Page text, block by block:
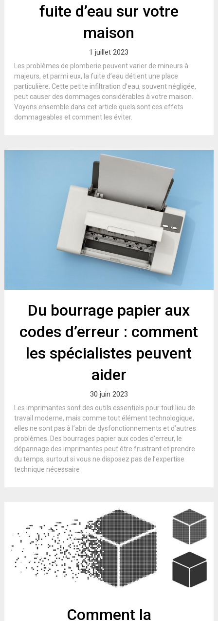
fuite d’eau sur votre
maison
1 juillet 2023
Les problèmes de plomberie peuvent varier de mineurs à
majeurs, et parmi eux, la fuite d’eau détient une place
particulière. Cette petite infiltration d’eau, souvent négligée,
peut causer des dommages considérables à votre maison.
Voyons ensemble dans cet article quels sont ces effets
dommageables et comment les éviter.
Du bourrage papier aux
codes d’erreur : comment
les spécialistes peuvent
aider
30 juin 2023
Les imprimantes sont des outils essentiels pour tout lieu de
travail moderne, mais comme tout élément technologique,
elles ne sont pas à l’abri de dysfonctionnements et d’autres
problèmes. Des bourrages papier aux codes d’erreur, le
dépannage des imprimantes peut être frustrant et prendre
du temps, surtout si vous ne disposez pas de l’expertise
technique nécessaire
Comment la